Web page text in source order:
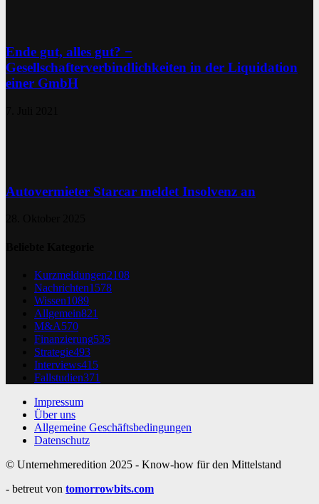
Ende gut, alles gut? −
Gesellschafterverbindlichkeiten in der Liquidation
einer GmbH
Autovermieter Starcar meldet Insolvenz an
Kurzmeldungen2108
Nachrichten1578
Wissen1089
Allgemein821
M&A570
Finanzierung535
Strategie493
Interviews415
Fallstudien371
Impressum
Über uns
Allgemeine Geschäftsbedingungen
Datenschutz
© Unternehmeredition 2025 - Know-how für den Mittelstand
- betreut von tomorrowbits.com